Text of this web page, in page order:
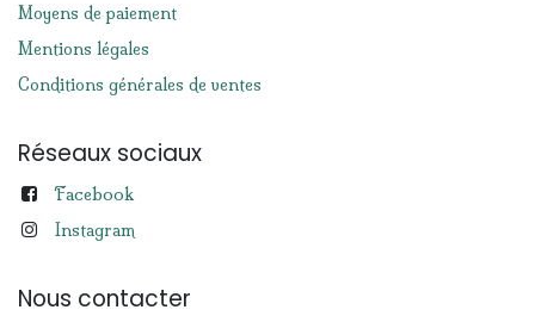
Moyens de paiement
Mentions légales
Conditions générales de ventes
Réseaux sociaux
Facebook
Instagram
Nous contacter